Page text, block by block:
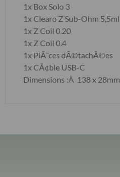
1x Box Solo 3
1x Clearo Z Sub-Ohm 5,5ml
1x Z Coil 0.20
1x Z Coil 0.4
1x PiÃ¨ces dÃ©tachÃ©es
1x CÃ¢ble USB-C
Dimensions :Â 138 x 28mm